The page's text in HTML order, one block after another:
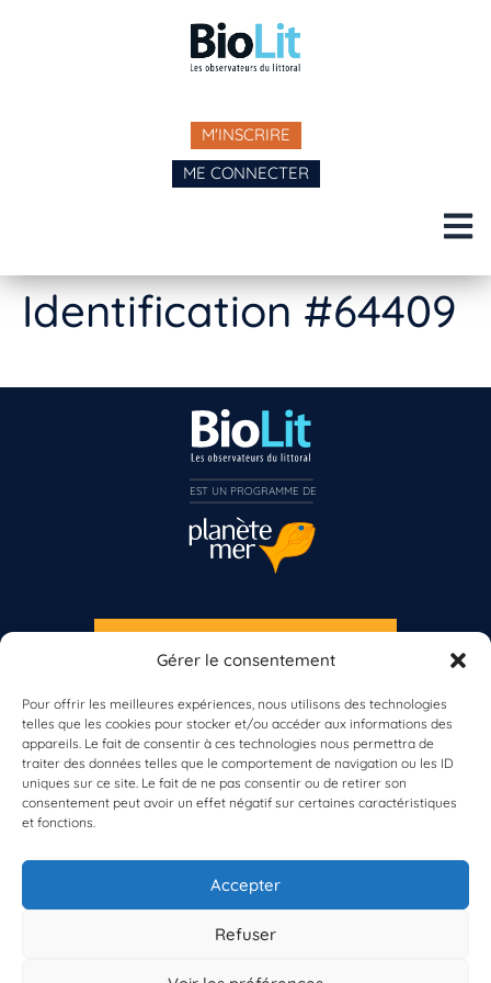
Gérer le consentement
Pour offrir les meilleures expériences, nous utilisons des technologies
telles que les cookies pour stocker et/ou accéder aux informations des
appareils. Le fait de consentir à ces technologies nous permettra de
traiter des données telles que le comportement de navigation ou les ID
uniques sur ce site. Le fait de ne pas consentir ou de retirer son
consentement peut avoir un effet négatif sur certaines caractéristiques
et fonctions.
Accepter
Refuser
M'INSCRIRE
ME CONNECTER
Identification #64409
À propos de BioLit
Vos données d'observation
Ressources
Résultats du programme
Contacts
S'INSCRIRE À LA NEWSLETTER
Vous n’êtes pas encore inscrit à Biolit ?
Inscrivez-vous dès maintenant